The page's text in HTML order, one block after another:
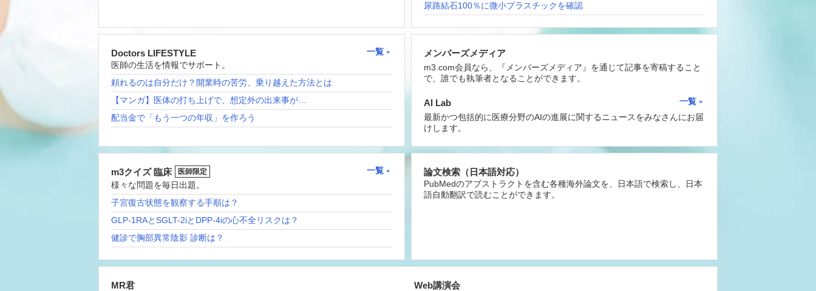
尿路結石100％に微小プラスチックを確認
Doctors LIFESTYLE
一覧
医師の生活を情報でサポート。
頼れるのは自分だけ？開業時の苦労、乗り越えた方法とは
【マンガ】医体の打ち上げで、想定外の出来事が…
配当金で「もう一つの年収」を作ろう
メンバーズメディア
m3.com会員なら、『メンバーズメディア』を通じて記事を寄稿すること
で、誰でも執筆者となることができます。
AI Lab
一覧
最新かつ包括的に医療分野のAIの進展に関するニュースをみなさんにお届
けします。
m3クイズ 臨床 医師限定
一覧
様々な問題を毎日出題。
子宮復古状態を観察する手順は？
GLP-1RAとSGLT-2iとDPP-4iの心不全リスクは？
健診で胸部異常陰影 診断は？
論文検索（日本語対応）
PubMedのアブストラクトを含む各種海外論文を、日本語で検索し、日本
語自動翻訳で読むことができます。
MR君 Web講演会